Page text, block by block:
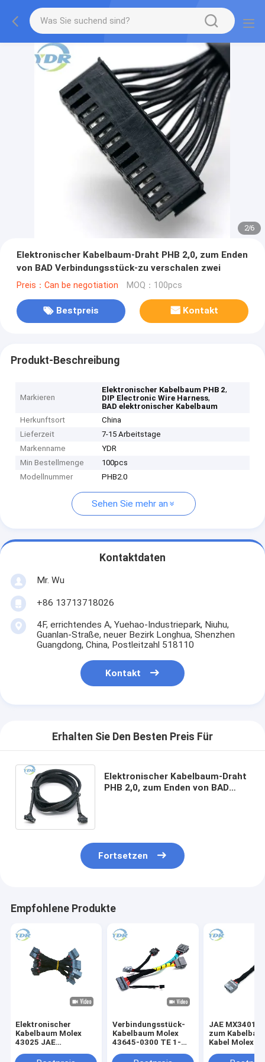
2/6
Elektronischer Kabelbaum-Draht PHB 2,0, zum Enden
von BAD Verbindungsstück-zu verschalen zwei
Preis：Can be negotiation MOQ：100pcs
Bestpreis Kontakt
Produkt-Beschreibung
Markieren
Elektronischer Kabelbaum PHB 2,
DIP Electronic Wire Harness,
BAD elektronischer Kabelbaum
Herkunftsort
China
Lieferzeit
7-15 Arbeitstage
Markenname
YDR
Min Bestellmenge
100pcs
Modellnummer
PHB2.0
Sehen Sie mehr an
Kontaktdaten
Mr. Wu
+86 13713718026
4F, errichtendes A, Yuehao-Industriepark, Niuhu,
Guanlan-Straße, neuer Bezirk Longhua, Shenzhen
Guangdong, China, Postleitzahl 518110
Kontakt
Erhalten Sie Den Besten Preis Für
Elektronischer Kabelbaum-Draht
PHB 2,0, zum Enden von BAD
Fortsetzen
Empfohlene Produkte
Elektronischer
Kabelbaum Molex
43025 JAE
Verbindungsstück
Verbindungsstück-
Kabelbaum Molex
43645-0300 TE 1-
MX34020PF1 Kabel
JAE
zum
Kabel Molex